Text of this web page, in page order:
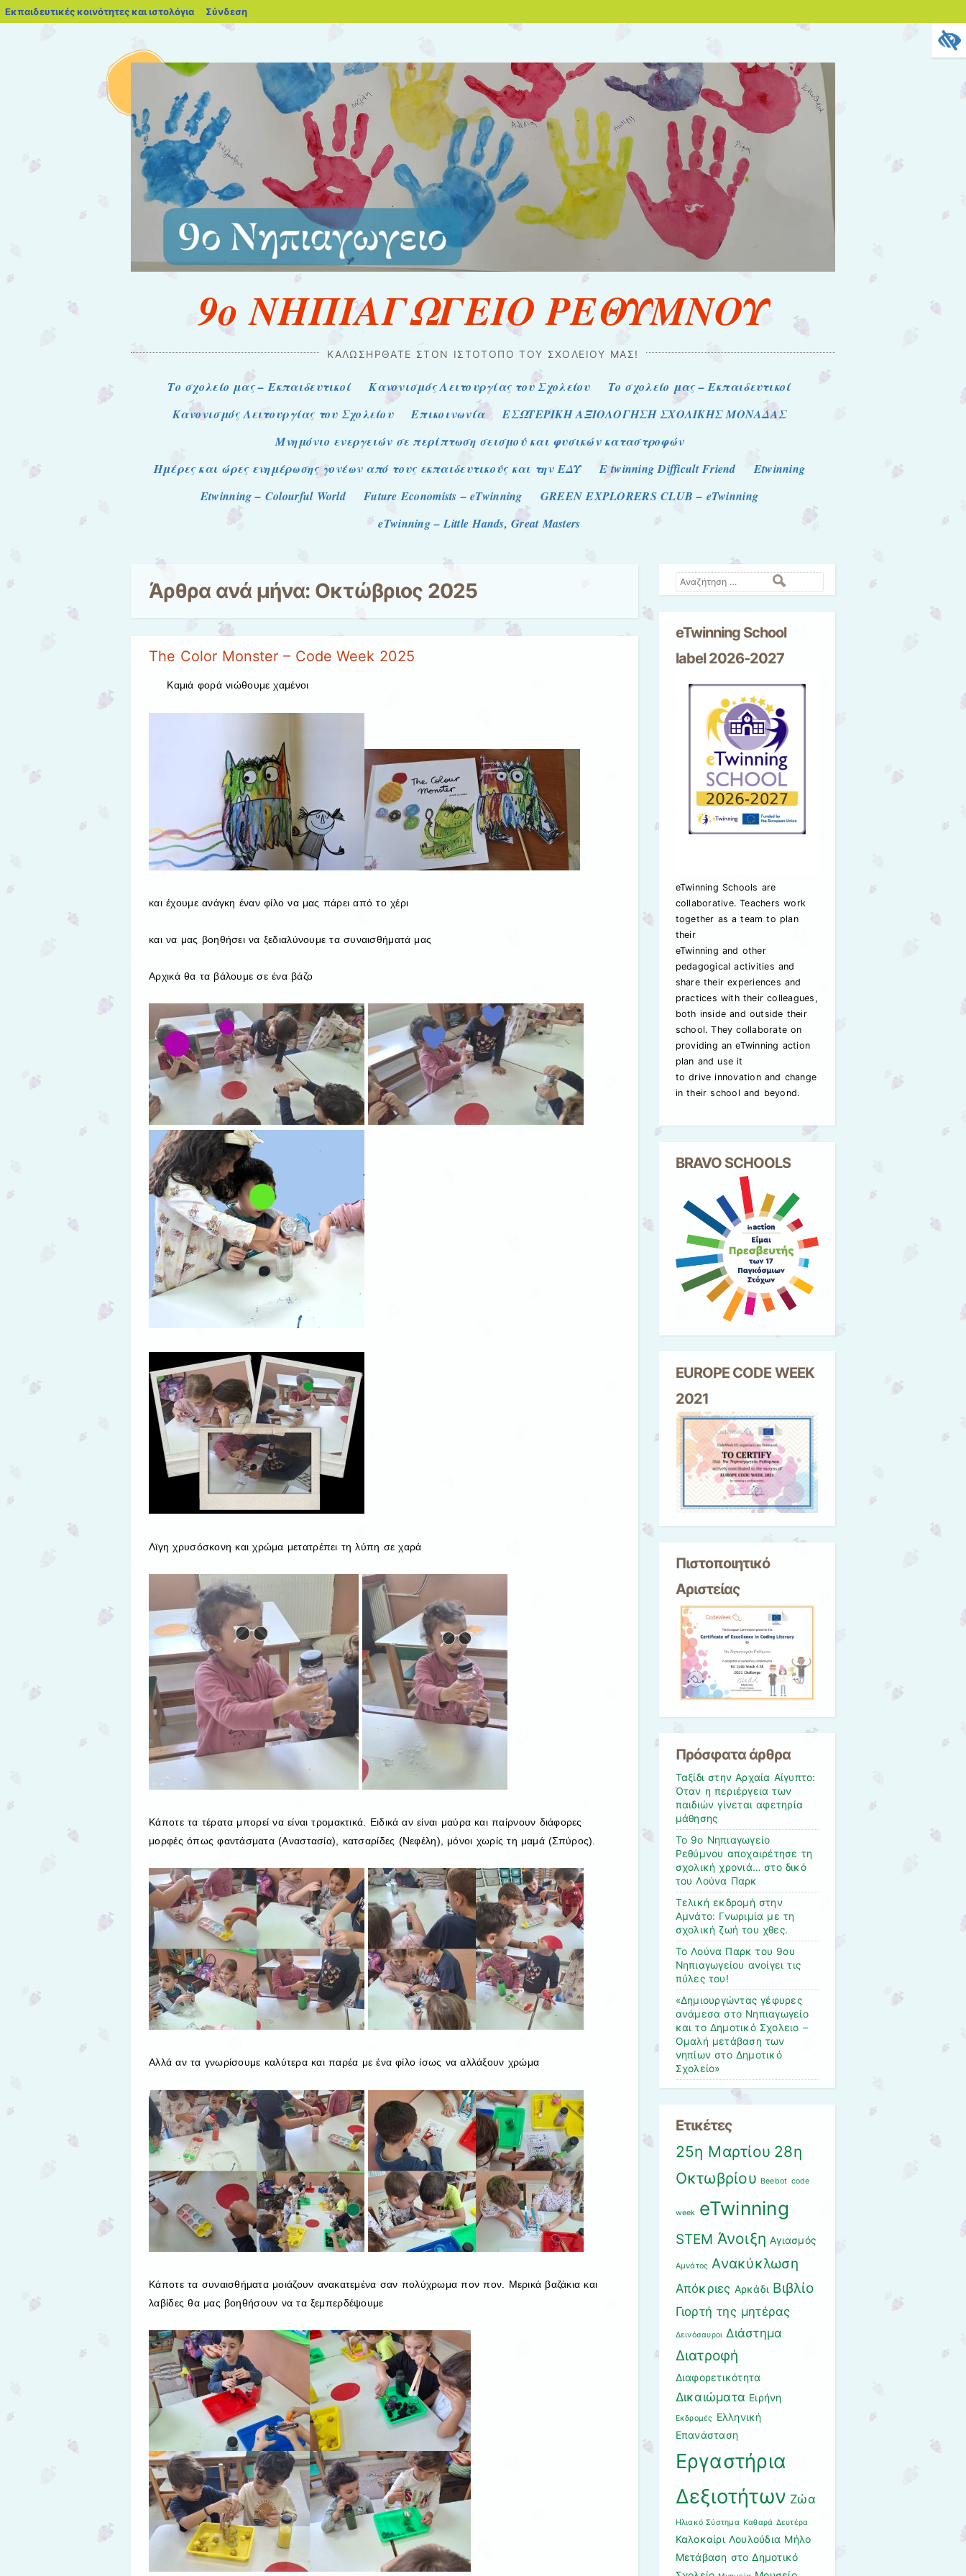
Εκπαιδευτικές κοινότητες και ιστολόγια blogs.sch.gr
Σύνδεση
9ο ΝΗΠΙΑΓΩΓΕΙΟ ΡΕΘΥΜΝΟΥ
ΚΑΛΩΣΉΡΘΑΤΕ ΣΤΟΝ ΙΣΤΌΤΟΠΟ ΤΟΥ ΣΧΟΛΕΊΟΥ ΜΑΣ!
Μενού
Μετάβαση στο περιεχόμενο
Το σχολείο μας – Εκπαιδευτικοί Κανονισμός Λειτουργίας του Σχολείου
Το σχολείο μας – Εκπαιδευτικοί
Κανονισμός Λειτουργίας του Σχολείου
Επικοινωνία
ΕΣΩΤΕΡΙΚΗ ΑΞΙΟΛΟΓΗΣΗ ΣΧΟΛΙΚΗΣ ΜΟΝΑΔΑΣ
Μνημόνιο ενεργειών σε περίπτωση σεισμού και φυσικών καταστροφών
Ημέρες και ώρες ενημέρωσης γονέων από τους εκπαιδευτικούς και την ΕΔΥ
E twinning Difficult Friend
Etwinning
Etwinning – Colourful World
Future Economists – eTwinning
GREEN EXPLORERS CLUB – eTwinning
eTwinning – Little Hands, Great Masters
Άρθρα ανά μήνα: Οκτώβριος 2025
The Color Monster – Code Week 2025
Καμιά φορά νιώθουμε χαμένοι
και έχουμε ανάγκη έναν φίλο να μας πάρει από το χέρι
και να μας βοηθήσει να ξεδιαλύνουμε τα συναισθήματά μας
Αρχικά θα τα βάλουμε σε ένα βάζο
Λϊγη χρυσόσκονη και χρώμα μετατρέπει τη λύπη σε χαρά
Κάποτε τα τέρατα μπορεί να είναι τρομακτικά. Ειδικά αν είναι μαύρα και παίρνουν διάφορες
μορφές όπως φαντάσματα (Αναστασία), κατσαρίδες (Νεφέλη), μόνοι χωρίς τη μαμά (Σπύρος).
Αλλά αν τα γνωρίσουμε καλύτερα και παρέα με ένα φίλο ίσως να αλλάξουν χρώμα
Κάποτε τα συναισθήματα μοιάζουν ανακατεμένα σαν πολύχρωμα πον πον. Μερικά βαζάκια και
λαβίδες θα μας βοηθήσουν να τα ξεμπερδέψουμε
Αναζήτηση
eTwinning School
label 2026-2027
eTwinning Schools are
collaborative. Teachers work
together as a team to plan
their
eTwinning and other
pedagogical activities and
share their experiences and
practices with their colleagues,
both inside and outside their
school. They collaborate on
providing an eTwinning action
plan and use it
to drive innovation and change
in their school and beyond.
BRAVO SCHOOLS
EUROPE CODE WEEK
2021
Πιστοποιητικό
Αριστείας
Πρόσφατα άρθρα
Ταξίδι στην Αρχαία Αίγυπτο:
Όταν η περιέργεια των
παιδιών γίνεται αφετηρία
μάθησης
Το 9ο Νηπιαγωγείο
Ρεθύμνου αποχαιρέτησε τη
σχολική χρονιά… στο δικό
του Λούνα Παρκ
Τελική εκδρομή στην
Αμνάτο: Γνωριμία με τη
σχολική ζωή του χθες.
Το Λούνα Παρκ του 9ου
Νηπιαγωγείου ανοίγει τις
πύλες του!
«Δημιουργώντας γέφυρες
ανάμεσα στο Νηπιαγωγείο
και το Δημοτικό Σχολειο –
Ομαλή μετάβαση των
νηπίων στο Δημοτικό
Σχολείο»
Ετικέτες
25η Μαρτίου 28η
Οκτωβρίου Beebot code
week eTwinning
STEM Άνοιξη Αγιασμός
Αμνάτος Ανακύκλωση
Απόκριες Αρκάδι Βιβλίο
Γιορτή της μητέρας
Δεινόσαυροι Διάστημα
Διατροφή
Διαφορετικότητα
Δικαιώματα Ειρήνη
Εκδρομές
Ελληνική
Επανάσταση
Εργαστήρια
Δεξιοτήτων Ζώα
Ηλιακό Σύστημα Καθαρά Δευτέρα
Καλοκαίρι Λουλούδια Μήλο
Μετάβαση στο Δημοτικό